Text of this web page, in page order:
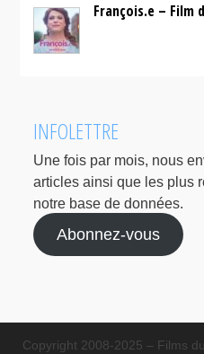
François.e – Film
INFOLETTRE
Une fois par mois, nous
articles ainsi que les plus
notre base de données.
Abonnez-vous
Copyright 2008-2025 – Films